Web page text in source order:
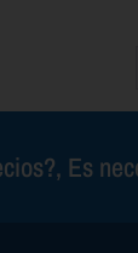
Es